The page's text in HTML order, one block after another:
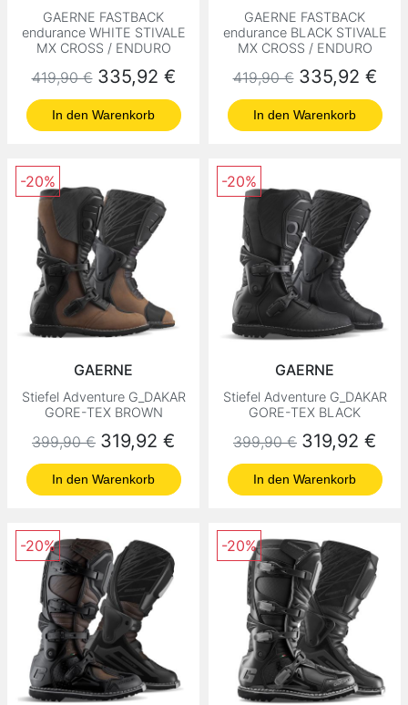
GAERNE FASTBACK
endurance WHITE STIVALE
MX CROSS / ENDURO
Normaler Preis
419,90 € Preis
335,92 €
In den Warenkorb
GAERNE FASTBACK
endurance BLACK STIVALE
MX CROSS / ENDURO
Normaler Preis
419,90 € Preis
335,92 €
In den Warenkorb
GAERNE
Stiefel Adventure G_DAKAR
GORE-TEX BROWN
Normaler Preis
399,90 € Preis
319,92 €
In den Warenkorb
-20%
GAERNE
Stiefel Adventure G_DAKAR
GORE-TEX BLACK
Normaler Preis
399,90 € Preis
319,92 €
In den Warenkorb
-20%
-20% -20%